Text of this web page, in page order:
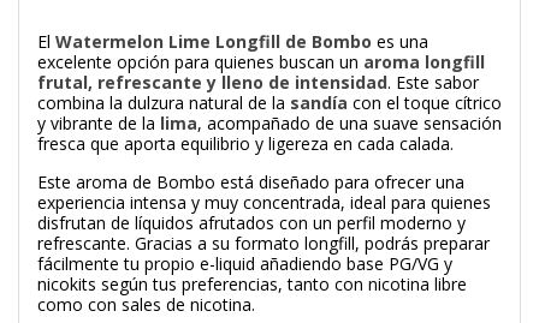
El Watermelon Lime Longfill de Bombo es una
excelente opción para quienes buscan un aroma longfill
frutal, refrescante y lleno de intensidad. Este sabor
combina la dulzura natural de la sandía con el toque cítrico
y vibrante de la lima, acompañado de una suave sensación
fresca que aporta equilibrio y ligereza en cada calada.
Este aroma de Bombo está diseñado para ofrecer una
experiencia intensa y muy concentrada, ideal para quienes
disfrutan de líquidos afrutados con un perfil moderno y
refrescante. Gracias a su formato longfill, podrás preparar
fácilmente tu propio e-liquid añadiendo base PG/VG y
nicokits según tus preferencias, tanto con nicotina libre
como con sales de nicotina.